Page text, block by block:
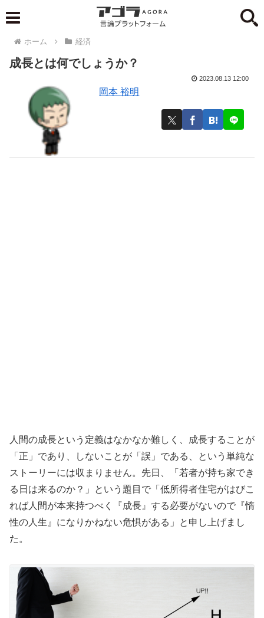
ホーム 経済
成長とは何でしょうか？
岡本 裕明
2023.08.13 12:00
人間の成長という定義はなかなか難しく、成長することが
「正」であり、しないことが「誤」である、という単純な
ストーリーには収まりません。先日、「若者が持ち家でき
る日は来るのか？」という題目で「低所得者住宅がはびこ
れば人間が本来持つべく『成長』する必要がないので『惰
性の人生』になりかねない危惧がある」と申し上げまし
た。